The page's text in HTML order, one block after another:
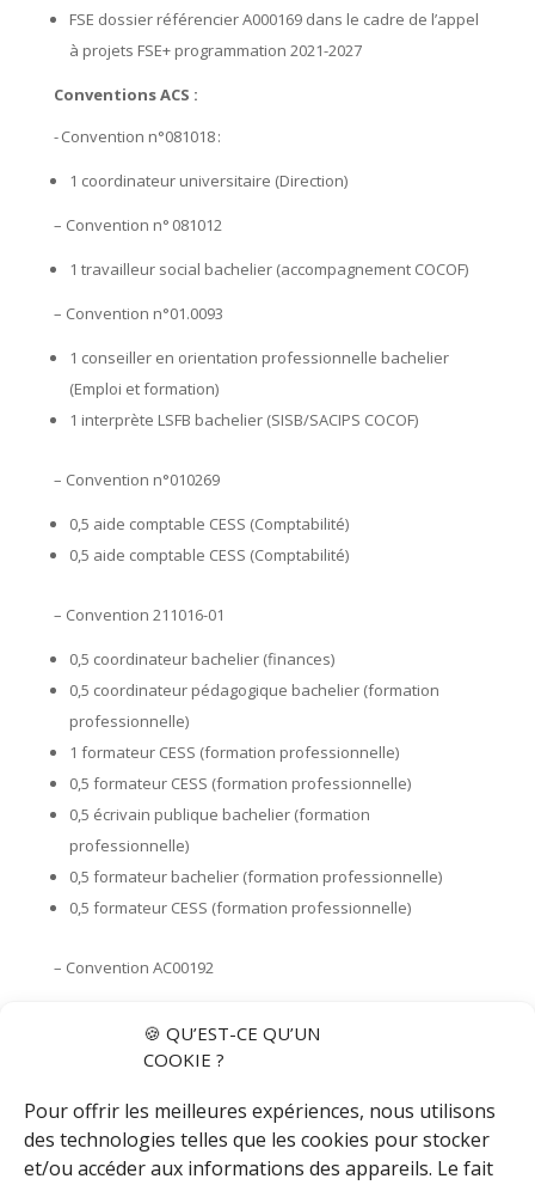
🍪 QU’EST-CE QU’UN
COOKIE ?
Pour offrir les meilleures expériences, nous utilisons
des technologies telles que les cookies pour stocker
et/ou accéder aux informations des appareils. Le fait
FSE dossier référencier A000169 dans le cadre de l’appel
à projets FSE+ programmation 2021-2027
Conventions ACS :
- Convention n°081018 :
1 coordinateur universitaire (Direction)
– Convention n° 081012
1 travailleur social bachelier (accompagnement COCOF)
– Convention n°01.0093
1 conseiller en orientation professionnelle bachelier
(Emploi et formation)
1 interprète LSFB bachelier (SISB/SACIPS COCOF)
– Convention n°010269
0,5 aide comptable CESS (Comptabilité)
0,5 aide comptable CESS (Comptabilité)
– Convention 211016-01
0,5 coordinateur bachelier (finances)
0,5 coordinateur pédagogique bachelier (formation
professionnelle)
1 formateur CESS (formation professionnelle)
0,5 formateur CESS (formation professionnelle)
0,5 écrivain publique bachelier (formation
professionnelle)
0,5 formateur bachelier (formation professionnelle)
0,5 formateur CESS (formation professionnelle)
– Convention AC00192
0,4 ETP support média (service communication)
0,5 ETP aide-comptable (comptabilité)